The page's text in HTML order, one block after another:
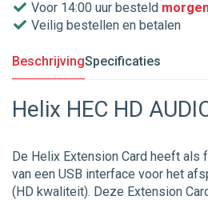
Voor 14:00 uur besteld
Veilig bestellen en betalen
BeschrijvingSpecificaties
Helix HEC HD
De Helix Extension Card heeft als
van een USB interface voor het
(HD kwaliteit). Deze Extension